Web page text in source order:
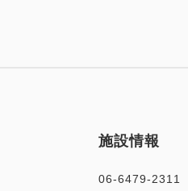
施設情報
06-6479-2311